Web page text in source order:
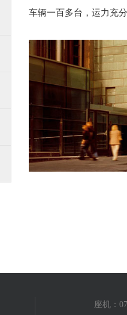
车辆一百多台，运力充
座机：